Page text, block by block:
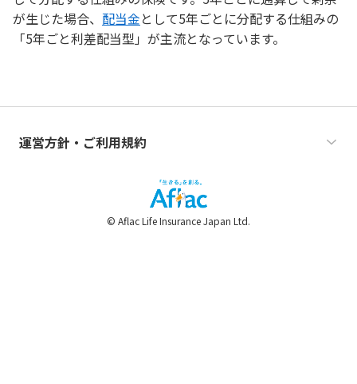
が生じた場合、 配当金として5年ごとに分配する仕組みの
「5年ごと利差配当型」が主流となっています。
運営方針・ご利用規約
© Aflac Life Insurance Japan Ltd.